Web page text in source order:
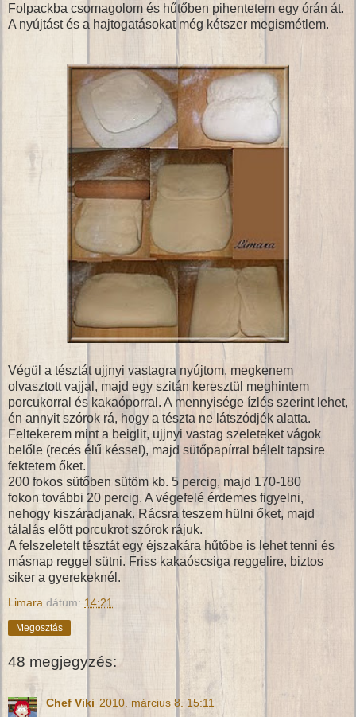
Folpackba csomagolom és hűtőben pihentetem egy órán át.
A nyújtást és a hajtogatásokat még kétszer megismétlem.
Végül a tésztát ujjnyi vastagra nyújtom, megkenem
olvasztott vajjal, majd egy szitán keresztül meghintem
porcukorral és kakaóporral. A mennyisége ízlés szerint lehet,
én annyit szórok rá, hogy a tészta ne látszódjék alatta.
Feltekerem mint a beiglit, ujjnyi vastag szeleteket vágok
belőle (recés élű késsel), majd sütőpapírral bélelt tapsire
fektetem őket.
200 fokos sütőben sütöm kb. 5 percig, majd 170-180
fokon további 20 percig. A végefelé érdemes figyelni,
nehogy kiszáradjanak. Rácsra teszem hülni őket, majd
tálalás előtt porcukrot szórok rájuk.
A felszeletelt tésztát egy éjszakára hűtőbe is lehet tenni és
másnap reggel sütni. Friss kakaóscsiga reggelire, biztos
siker a gyerekeknél.
Limara dátum: 14:21
Megosztás
48 megjegyzés:
Chef Viki 2010. március 8. 15:11